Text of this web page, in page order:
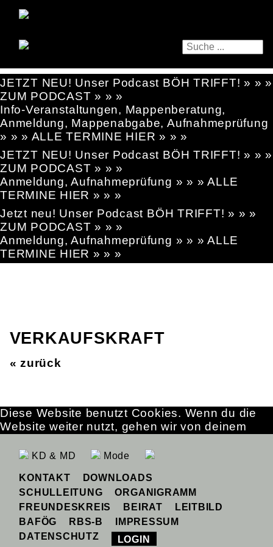
JETZT NEU! Unser Podcast BÖH TRIFFT! » » »
ZUM PODCAST » » »
Info-Veranstaltungen, Mappenberatung,
Anmeldung, Mappenabgabe, Aufnahmeprüfung
» » » ALLE TERMINE HIER » » »
JETZT NEU! Unser Podcast BÖH TRIFFT! » » »
ZUM PODCAST » » »
Anmeldung, Aufnahmeprüfung » » » ALLE
TERMINE HIER » » »
Jetzt neu! Unser Podcast BÖH TRIFFT! » » »
ZUM PODCAST » » »
Anmeldung, Aufnahmeprüfung » » » ALLE
TERMINE HIER » » »
VERKAUFSKRAFT
« zurück
KD & MD Mode
KONTAKT
DOWNLOADS
SCHULLEITUNG
ORGANIGRAMM
FREUNDESKREIS
BEIRAT
LEITBILD
BAFÖG
RBS-B
IMPRESSUM
DATENSCHUTZ
LOGIN
Diese Website benutzt Cookies. Wenn du die
Website weiter nutzt, gehen wir von deinem